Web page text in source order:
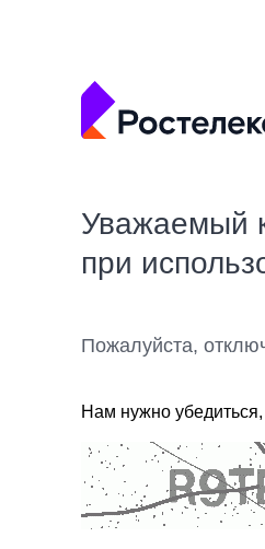
Уважаемый
при
Пожалуйста,
Нам нужно